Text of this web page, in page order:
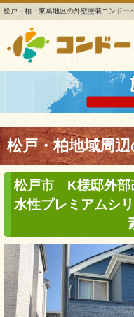
松戸・柏・東葛地区の外壁塗装コンドー
松戸・柏地域周
松戸市 K様邸外部
水性プレミアムシ